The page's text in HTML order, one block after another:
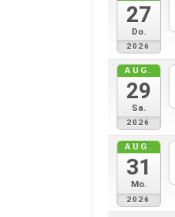
27
Do.
2026
AUG.
29
Sa.
2026
AUG.
31
Mo.
2026